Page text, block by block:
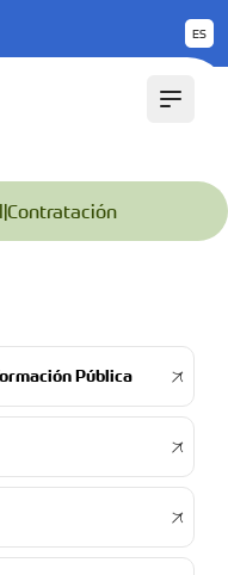
ES
|Contratación
Pública